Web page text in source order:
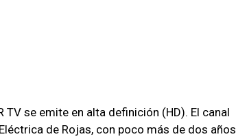
TV se emite en alta definición (HD). El canal
de Rojas, con poco más de dos años